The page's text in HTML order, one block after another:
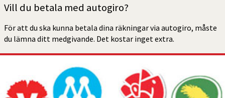
Vill du betala med autogiro?
För att du ska kunna betala dina räkningar via autogiro, måste
du lämna ditt medgivande. Det kostar inget extra.